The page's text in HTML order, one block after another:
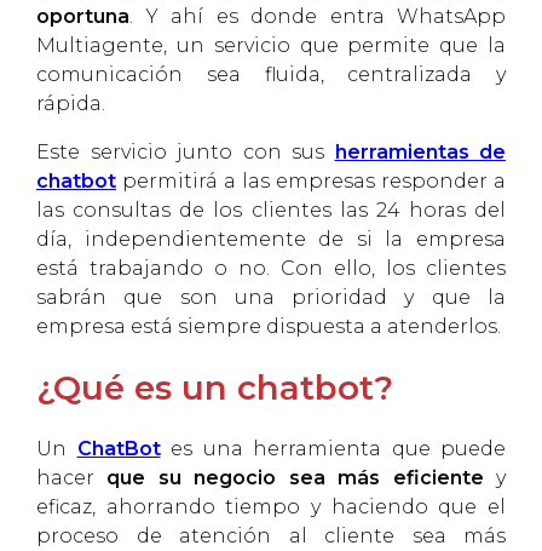
oportuna. Y ahí es donde entra WhatsApp
Multiagente, un servicio que permite que la
comunicación sea fluida, centralizada y
rápida.
Este servicio junto con sus herramientas de
chatbot permitirá a las empresas responder a
las consultas de los clientes las 24 horas del
día, independientemente de si la empresa
está trabajando o no. Con ello, los clientes
sabrán que son una prioridad y que la
empresa está siempre dispuesta a atenderlos.
¿Qué es un chatbot?
Un ChatBotes una herramienta que puede
hacer que su negocio sea más eficiente y
eficaz, ahorrando tiempo y haciendo que el
proceso de atención al cliente sea más